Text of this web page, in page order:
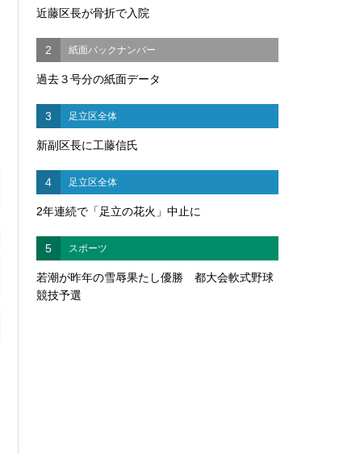
近藤区長が骨折で入院
2 紙面バックナンバー
過去３号分の紙面データ
3 足立区全体
新副区長に工藤信氏
4 足立区全体
2年連続で「足立の花火」中止に
5 スポーツ
若潮が昨年の雪辱果たし優勝 都大会軟式野球
競技予選